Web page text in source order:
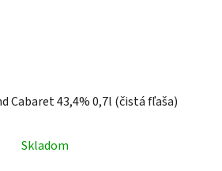
Cabaret 43,4% 0,7l (čistá fľaša)
Skladom